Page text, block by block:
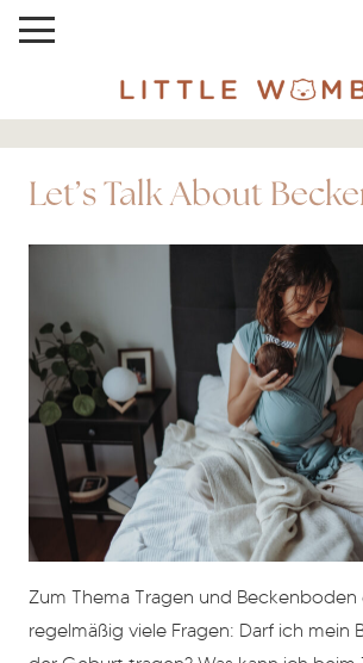
Let’s Talk About
Zum Thema Tragen und Beckenboden
regelmäßig viele Fragen: Darf ich mein